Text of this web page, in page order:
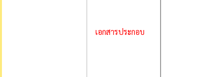
เอกสารประกอบ